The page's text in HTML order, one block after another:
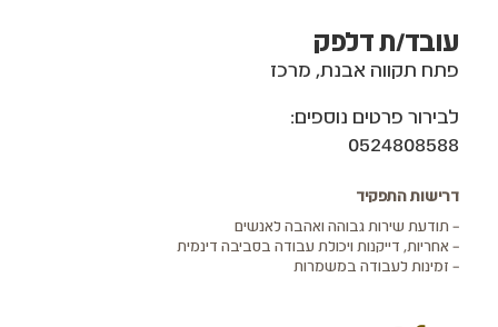
עובד/ת דלפק
פתח תקווה אבנת, מרכז
לבירור פרטים נוספים:
0524808588
דרישות התפקיד
– תודעת שירות גבוהה ואהבה לאנשים
– אחריות, דייקנות ויכולת עבודה בסביבה דינמית
– זמינות לעבודה במשמרות